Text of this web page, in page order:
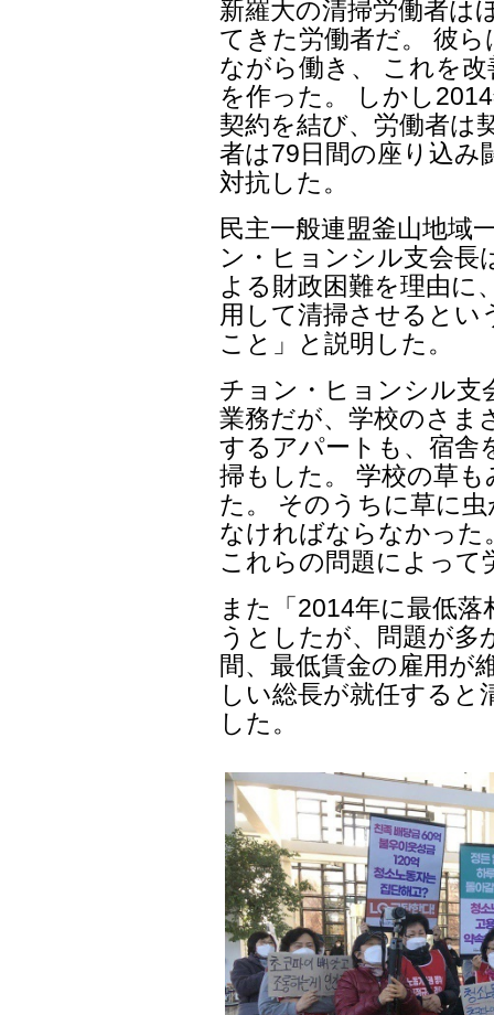
新羅大の清掃労働者は
てきた労働者だ。 彼
ながら働き、 これを
を作った。 しかし
契約を結び、労働者は
者は79日間の座り込み
対抗した。
民主一般連盟釜山地域
ン・ヒョンシル支会長
よる財政困難を理由に
用して清掃させるとい
こと」と説明した。
チョン・ヒョンシル支
業務だが、学校のさま
するアパートも、宿舎
掃もした。 学校の草
た。 そのうちに草に
なければならなかった
これらの問題によって
また「2014年に最低
うとしたが、問題が多
間、最低賃金の雇用が
しい総長が就任すると
した。